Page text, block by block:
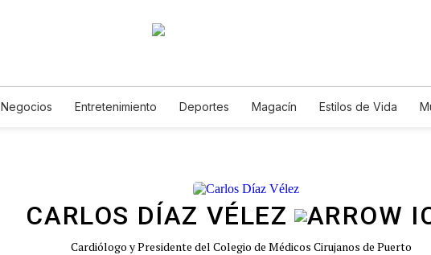
Negocios Entretenimiento Deportes Magacín Estilos de Vida
CARLOS DÍAZ VÉLEZ
Cardiólogo y Presidente del Colegio de Médicos Cirujanos de Puerto